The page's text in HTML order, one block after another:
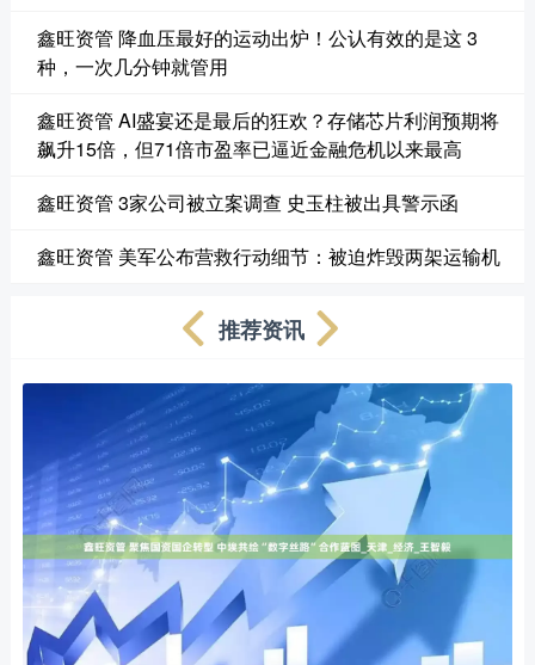
鑫旺资管 降血压最好的运动出炉！公认有效的是这 3
种，一次几分钟就管用
鑫旺资管 AI盛宴还是最后的狂欢？存储芯片利润预期将
飙升15倍，但71倍市盈率已逼近金融危机以来最高
鑫旺资管 3家公司被立案调查 史玉柱被出具警示函
鑫旺资管 美军公布营救行动细节：被迫炸毁两架运输机
推荐资讯